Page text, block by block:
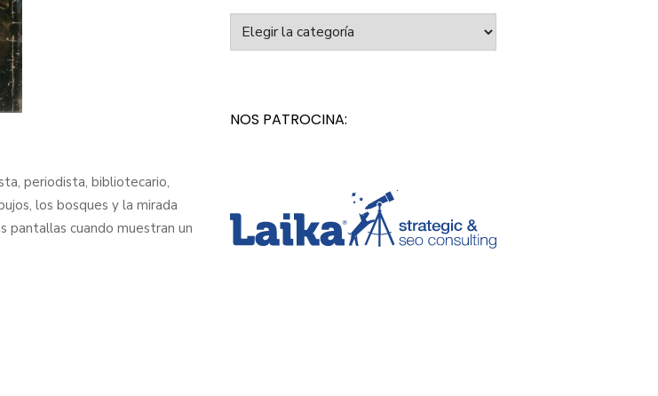
periodista, bibliotecario,
los bosques y la mirada
pantallas cuando muestran un
NOS PATROCINA: